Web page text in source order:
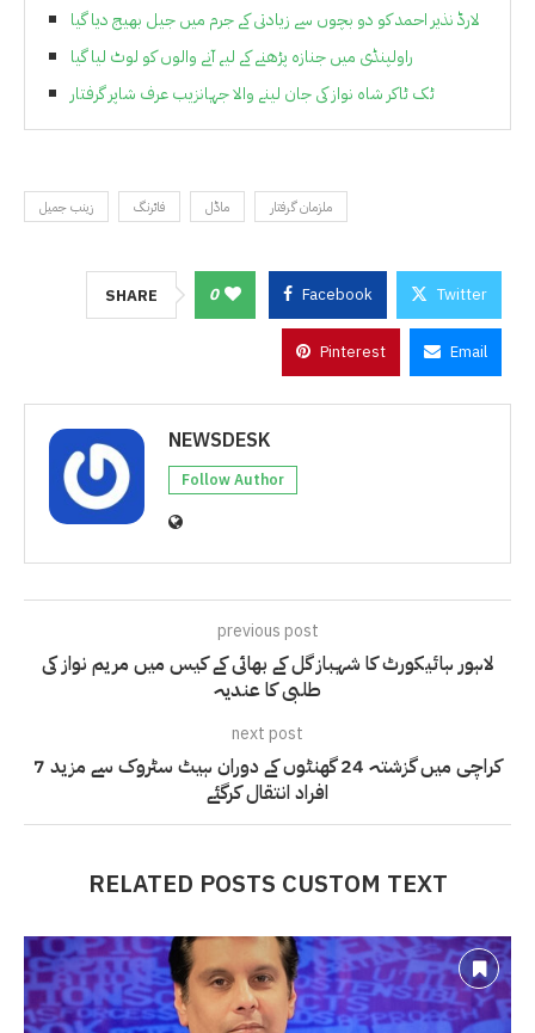
لارڈ نذیر احمد کو دو بچوں سے زیادتی کے جرم میں جیل بھیج دیا گیا
راولپنڈی میں جنازہ پڑھنے کے لیے آنے والوں کو لوٹ لیا گیا
ٹک ٹاکر شاہ نواز کی جان لینے والا جہانزیب عرف شاپر گرفتار
زینب جمیل فائرنگ ماڈل ملزمان گرفتار
SHARE 0 Facebook Twitter
Pinterest Email
NEWSDESK
Follow Author
previous post
لاہور ہائیکورٹ کا شہباز گل کے بھائی کے کیس میں مریم نواز کی
طلبی کا عندیہ
next post
کراچی میں گزشتہ 24 گھنٹوں کے دوران ہیٹ سٹروک سے مزید 7
افراد انتقال کرگئے
RELATED POSTS CUSTOM TEXT